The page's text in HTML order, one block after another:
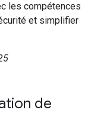
les compétences
et simplifier
de